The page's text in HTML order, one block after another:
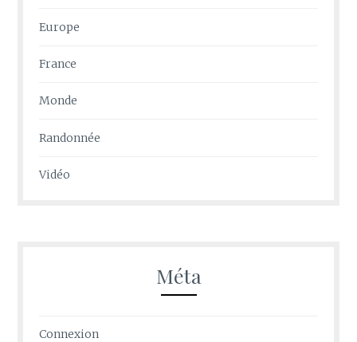
Europe
France
Monde
Randonnée
Vidéo
Méta
Connexion